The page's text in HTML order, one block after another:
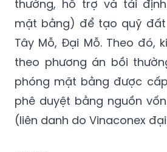
thường, hỗ trợ và tái
mặt bằng) để tạo quỹ đất
Tây Mỗ, Đại Mỗ. Theo đó,
theo phương án bồi
phóng mặt bằng được
phê duyệt bằng nguồn
(liên danh do Vinaconex